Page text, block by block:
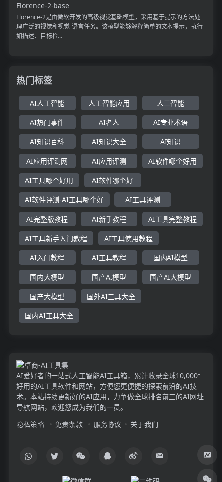
Florence-2-base
Florence-2是由微软开发的高级视觉基础模型，采用基于提示的方法处
理广泛的视觉和视觉-语言任务。该模型能够解释简单的文本提示，执行
如描述、目标检...
热门标签
AI人工智能 人工智能应用 人工智能
AI热门事件 AI名人 AI专业术语
AI知识百科 AI知识大全 AI知识
AI应用评测网 AI应用评测 AI软件哪个好用
AI工具哪个好用 AI软件哪个好
AI软件评测-AI工具哪个好 AI工具评测
AI完整版教程 AI新手教程 AI工具完整教程
AI工具新手入门教程 AI工具使用教程
AI入门教程 AI工具教程 国内AI模型
国内大模型 国产AI模型 国产AI大模型
国产大模型 国外AI工具大全
国内AI工具大全
AI爱好者的一站式人工智能AI工具箱，累计收录全球10,000⁺
好用的AI工具软件和网站，方便您更便捷的探索前沿的AI技
术。本站持续更新好的AI应用，力争做全球排名前三的AI网址
导航网站，欢迎您成为我们的一员。
隐私策略
免责条款 服务协议 关于我们